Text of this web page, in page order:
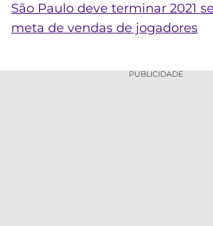
São Paulo deve terminar 2021
meta de vendas de jogadores
PUBLICIDADE